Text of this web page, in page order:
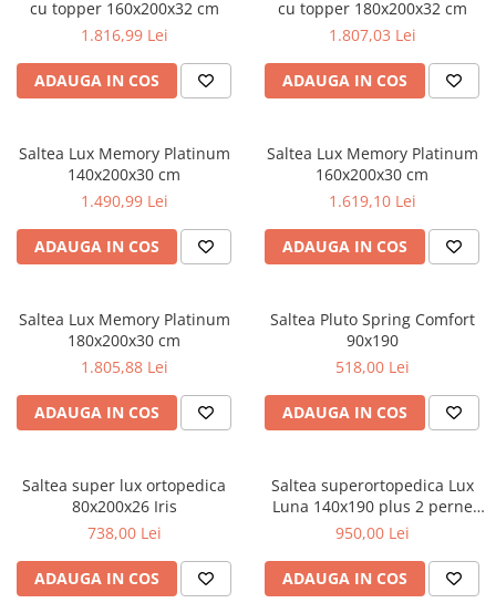
cu topper 160x200x32 cm
1.816,99 Lei
ADAUGA IN COS
cu topper 180x200x32 cm
1.807,03 Lei
ADAUGA IN COS
Saltea Lux Memory Platinum
140x200x30 cm
1.490,99 Lei
ADAUGA IN COS
Saltea Lux Memory Platinum
160x200x30 cm
1.619,10 Lei
ADAUGA IN COS
Saltea Lux Memory Platinum
180x200x30 cm
1.805,88 Lei
ADAUGA IN COS
Saltea Pluto Spring Comfort
90x190
518,00 Lei
ADAUGA IN COS
Saltea super lux ortopedica
80x200x26 Iris
738,00 Lei
ADAUGA IN COS
Saltea superortopedica Lux
Luna 140x190 plus 2 perne
microfibra 50x70
950,00 Lei
ADAUGA IN COS